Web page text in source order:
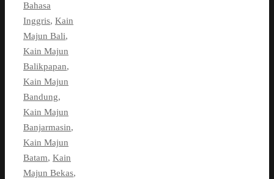
Bahasa
Inggris, Kain
Majun Bali,
Kain Majun
Balikpapan,
Kain Majun
Bandung,
Kain Majun
Banjarmasin,
Kain Majun
Batam, Kain
Majun Bekas,